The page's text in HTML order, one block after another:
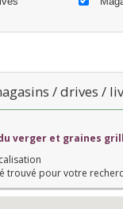
/ drives /
verger et graines
trouvé pour votre